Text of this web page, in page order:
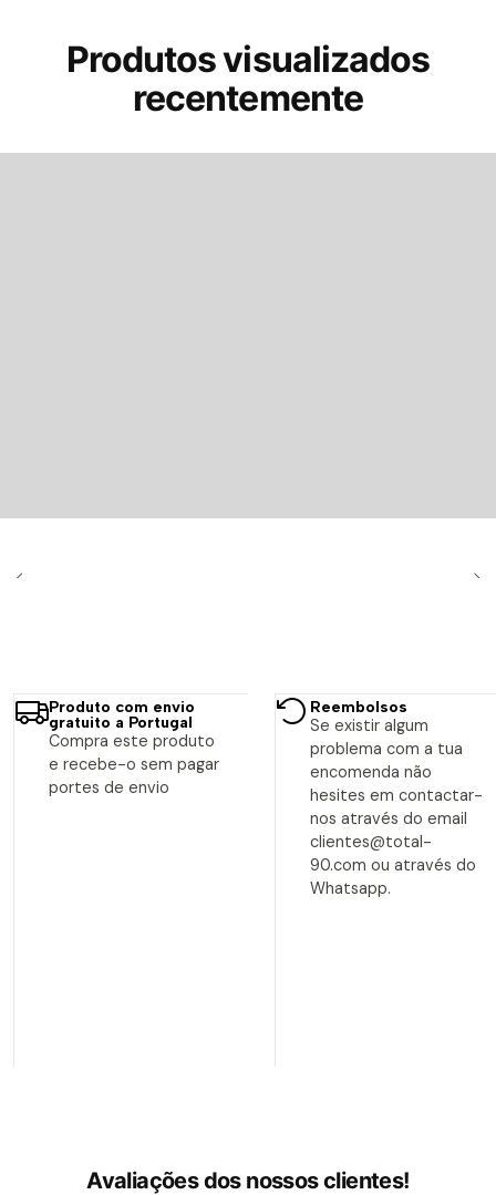
Produtos visualizados
recentemente
Produto com envio
gratuito a Portugal
Compra este produto
e recebe-o sem pagar
portes de envio
Reembolsos
Se existir algum
problema com a tua
encomenda não
hesites em contactar-
nos através do email
clientes@total-
90.com ou através do
Whatsapp.
Avaliações dos nossos clientes!